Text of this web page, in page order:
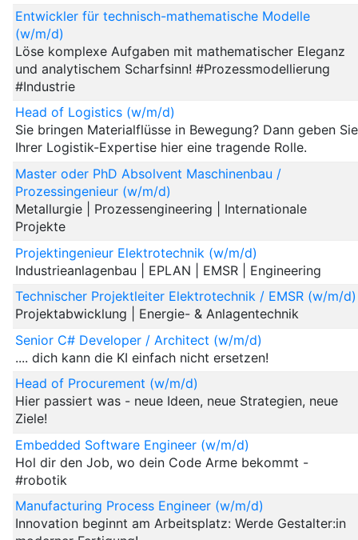
Entwickler für technisch-mathematische Modelle
(w/m/d)
Löse komplexe Aufgaben mit mathematischer Eleganz
und analytischem Scharfsinn! #Prozessmodellierung
#Industrie
Head of Logistics (w/m/d)
Sie bringen Materialflüsse in Bewegung? Dann geben Sie
Ihrer Logistik-Expertise hier eine tragende Rolle.
Master oder PhD Absolvent Maschinenbau /
Prozessingenieur (w/m/d)
Metallurgie | Prozessengineering | Internationale
Projekte
Projektingenieur Elektrotechnik (w/m/d)
Industrieanlagenbau | EPLAN | EMSR | Engineering
Technischer Projektleiter Elektrotechnik / EMSR (w/m/d)
Projektabwicklung | Energie- & Anlagentechnik
Senior C# Developer / Architect (w/m/d)
.... dich kann die KI einfach nicht ersetzen!
Head of Procurement (w/m/d)
Hier passiert was - neue Ideen, neue Strategien, neue
Ziele!
Embedded Software Engineer (w/m/d)
Hol dir den Job, wo dein Code Arme bekommt -
#robotik
Manufacturing Process Engineer (w/m/d)
Innovation beginnt am Arbeitsplatz: Werde Gestalter:in